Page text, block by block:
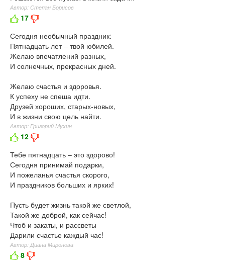
Автор: Степан Борисов
17
Сегодня необычный праздник:
Пятнадцать лет – твой юбилей.
Желаю впечатлений разных,
И солнечных, прекрасных дней.
Желаю счастья и здоровья.
К успеху не спеша идти.
Друзей хороших, старых-новых,
И в жизни свою цель найти.
Автор: Григорий Мухин
12
Тебе пятнадцать – это здорово!
Сегодня принимай подарки,
И пожеланья счастья скорого,
И праздников больших и ярких!
Пусть будет жизнь такой же светлой,
Такой же доброй, как сейчас!
Чтоб и закаты, и рассветы
Дарили счастье каждый час!
Автор: Диана Миронова
8